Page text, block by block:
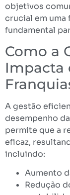
objetivos
crucial em uma
fundamental
Como a
Impacta
A gestão
desempenho
permite que a
eficaz,
incluindo:
Aumento
Redução